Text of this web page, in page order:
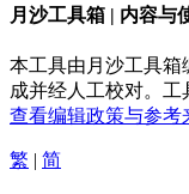
月沙工具箱 | 内容与
本工具由月沙工具箱
成并经人工校对。工
查看编辑政策与参
繁 | 简